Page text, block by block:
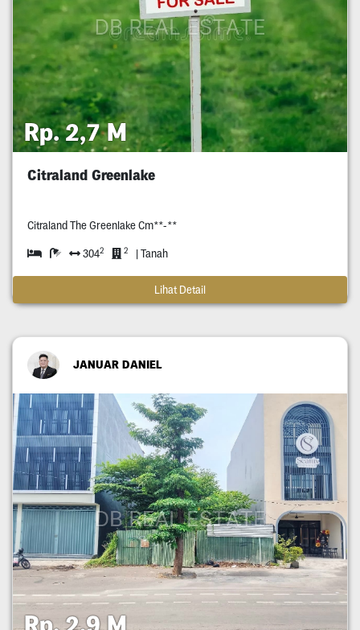
Rp. 2,7 M
Citraland Greenlake
Citraland The Greenlake Cm**-**
3042 2 | Tanah
Lihat Detail
JANUAR DANIEL